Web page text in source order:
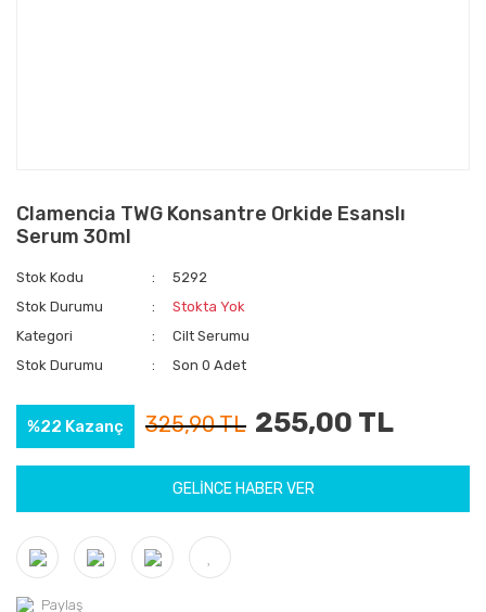
Clamencia TWG Konsantre Orkide Esanslı
Serum 30ml
Stok Kodu
5292
Stok Durumu
Stokta Yok
Kategori
Cilt Serumu
Stok Durumu
Son 0 Adet
%22 Kazanç 325,90 TL 255,00 TL
GELİNCE HABER VER
Paylaş